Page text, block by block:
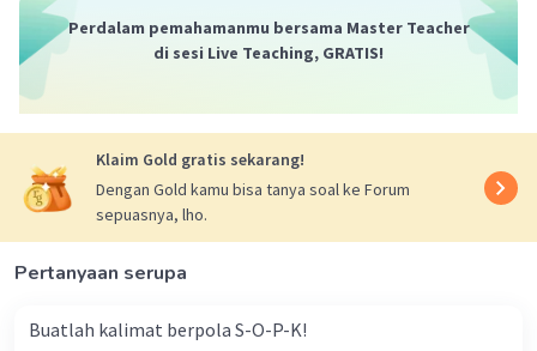
Perdalam pemahamanmu bersama Master Teacher
di sesi Live Teaching, GRATIS!
Klaim Gold gratis sekarang!
Dengan Gold kamu bisa tanya soal ke Forum
sepuasnya, lho.
Pertanyaan serupa
Buatlah kalimat berpola S-O-P-K!